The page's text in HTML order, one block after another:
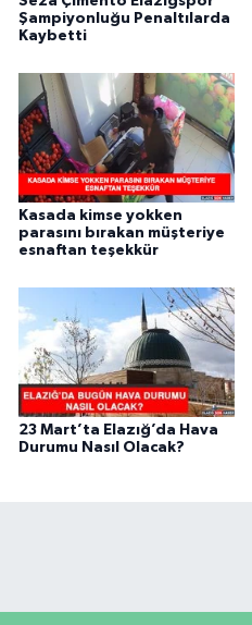
Şampiyonluğu Penaltılarda
Kaybetti
Kasada kimse yokken
parasını bırakan müşteriye
esnaftan teşekkür
23 Mart’ta Elazığ’da Hava
Durumu Nasıl Olacak?